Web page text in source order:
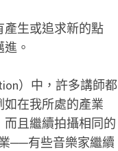
產生或追求新的點
。
）中，許多講師都
在我所處的產業
且繼續拍攝相同的
──有些音樂家繼續